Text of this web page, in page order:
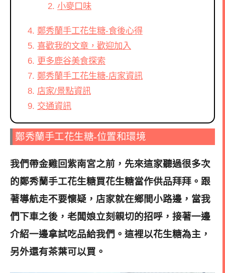
小麥口味
鄭秀蘭手工花生糖-食後心得
喜歡我的文章，歡迎加入
更多鹿谷美食探索
鄭秀蘭手工花生糖-店家資訊
店家/景點資訊
交通資訊
鄭秀蘭手工花生糖-位置和環境
我們帶金雞回紫南宮之前，先來這家聽過很多次
的鄭秀蘭手工花生糖買花生糖當作供品拜拜。跟
著導航走不要懷疑，店家就在鄉間小路邊， 當我
們下車之後，老闆娘立刻親切的招呼，接著一邊
介紹一邊拿試吃品給我們。 這裡以花生糖為主，
另外還有茶葉可以買。